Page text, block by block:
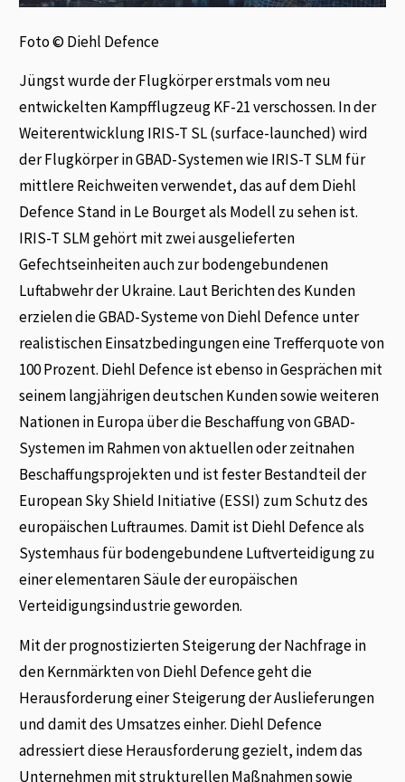
Foto © Diehl Defence
Jüngst wurde der Flugkörper erstmals vom neu
entwickelten Kampfflugzeug KF-21 verschossen. In der
Weiterentwicklung IRIS-T SL (surface-launched) wird
der Flugkörper in GBAD-Systemen wie IRIS-T SLM für
mittlere Reichweiten verwendet, das auf dem Diehl
Defence Stand in Le Bourget als Modell zu sehen ist.
IRIS-T SLM gehört mit zwei ausgelieferten
Gefechtseinheiten auch zur bodengebundenen
Luftabwehr der Ukraine. Laut Berichten des Kunden
erzielen die GBAD-Systeme von Diehl Defence unter
realistischen Einsatzbedingungen eine Trefferquote von
100 Prozent. Diehl Defence ist ebenso in Gesprächen mit
seinem langjährigen deutschen Kunden sowie weiteren
Nationen in Europa über die Beschaffung von GBAD-
Systemen im Rahmen von aktuellen oder zeitnahen
Beschaffungsprojekten und ist fester Bestandteil der
European Sky Shield Initiative (ESSI) zum Schutz des
europäischen Luftraumes. Damit ist Diehl Defence als
Systemhaus für bodengebundene Luftverteidigung zu
einer elementaren Säule der europäischen
Verteidigungsindustrie geworden.
Mit der prognostizierten Steigerung der Nachfrage in
den Kernmärkten von Diehl Defence geht die
Herausforderung einer Steigerung der Auslieferungen
und damit des Umsatzes einher. Diehl Defence
adressiert diese Herausforderung gezielt, indem das
Unternehmen mit strukturellen Maßnahmen sowie